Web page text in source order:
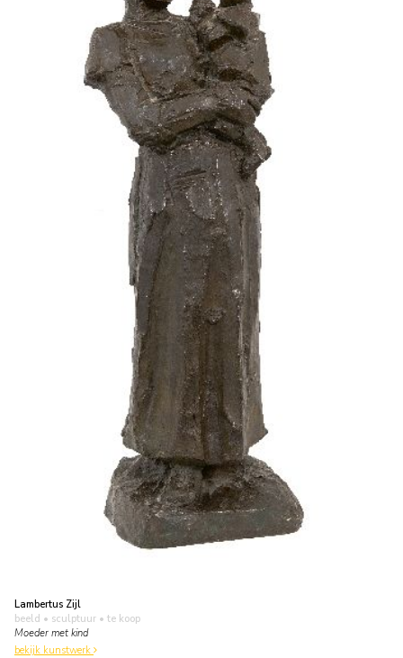
Lambertus Zijl
beeld • sculptuur • te koop
Moeder met kind
bekijk kunstwerk